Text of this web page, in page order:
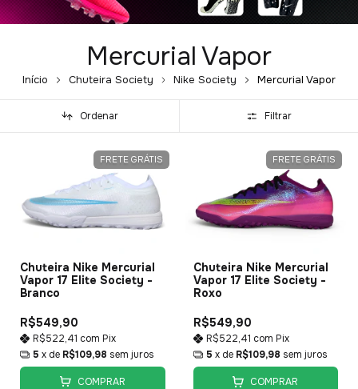
Mercurial Vapor
Início Chuteira Society Nike Society Mercurial Vapor
Ordenar Filtrar
FRETE GRÁTIS
Chuteira Nike Mercurial
Vapor 17 Elite Society -
Branco
R$549,90
R$522,41 com Pix
5 x de R$109,98 sem juros
COMPRAR
FRETE GRÁTIS
Chuteira Nike Mercurial
Vapor 17 Elite Society -
Roxo
R$549,90
R$522,41 com Pix
5 x de R$109,98 sem juros
COMPRAR